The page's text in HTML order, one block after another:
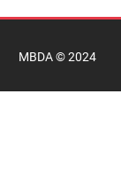
MBDA © 2024